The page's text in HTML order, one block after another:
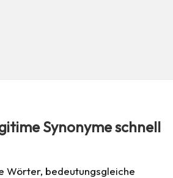
Synonyme schnell
Wörter, bedeutungsgleiche